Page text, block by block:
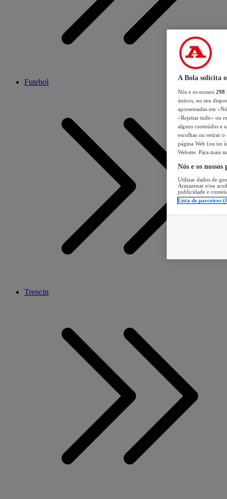
Futebol
Trencin
A Bola solicita
Nós e os nossos 298
únicos, no seu
apresentadas em
«Rejeitar tudo» ou
alguns conteúdos e
escolhas ou retirar
página Web (ou no
Website. Para mais
Nós e os
Utilizar dados de
Armazenar e/ou
publicidade e
Lista de parceiros